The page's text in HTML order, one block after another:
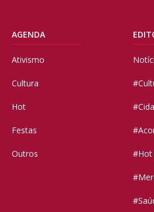
AGENDA
Ativismo
Cultura
Hot
Festas
Outros #Hot